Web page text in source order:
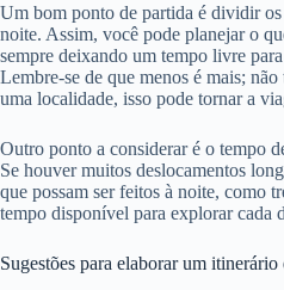
Um bom ponto de partida é dividir
noite. Assim, você pode planejar o
sempre deixando um tempo livre
Lembre-se de que menos é mais;
uma localidade, isso pode tornar a
Outro ponto a considerar é o tempo
Se houver muitos deslocamentos
que possam ser feitos à noite, como
tempo disponível para explorar cada
Sugestões para elaborar um